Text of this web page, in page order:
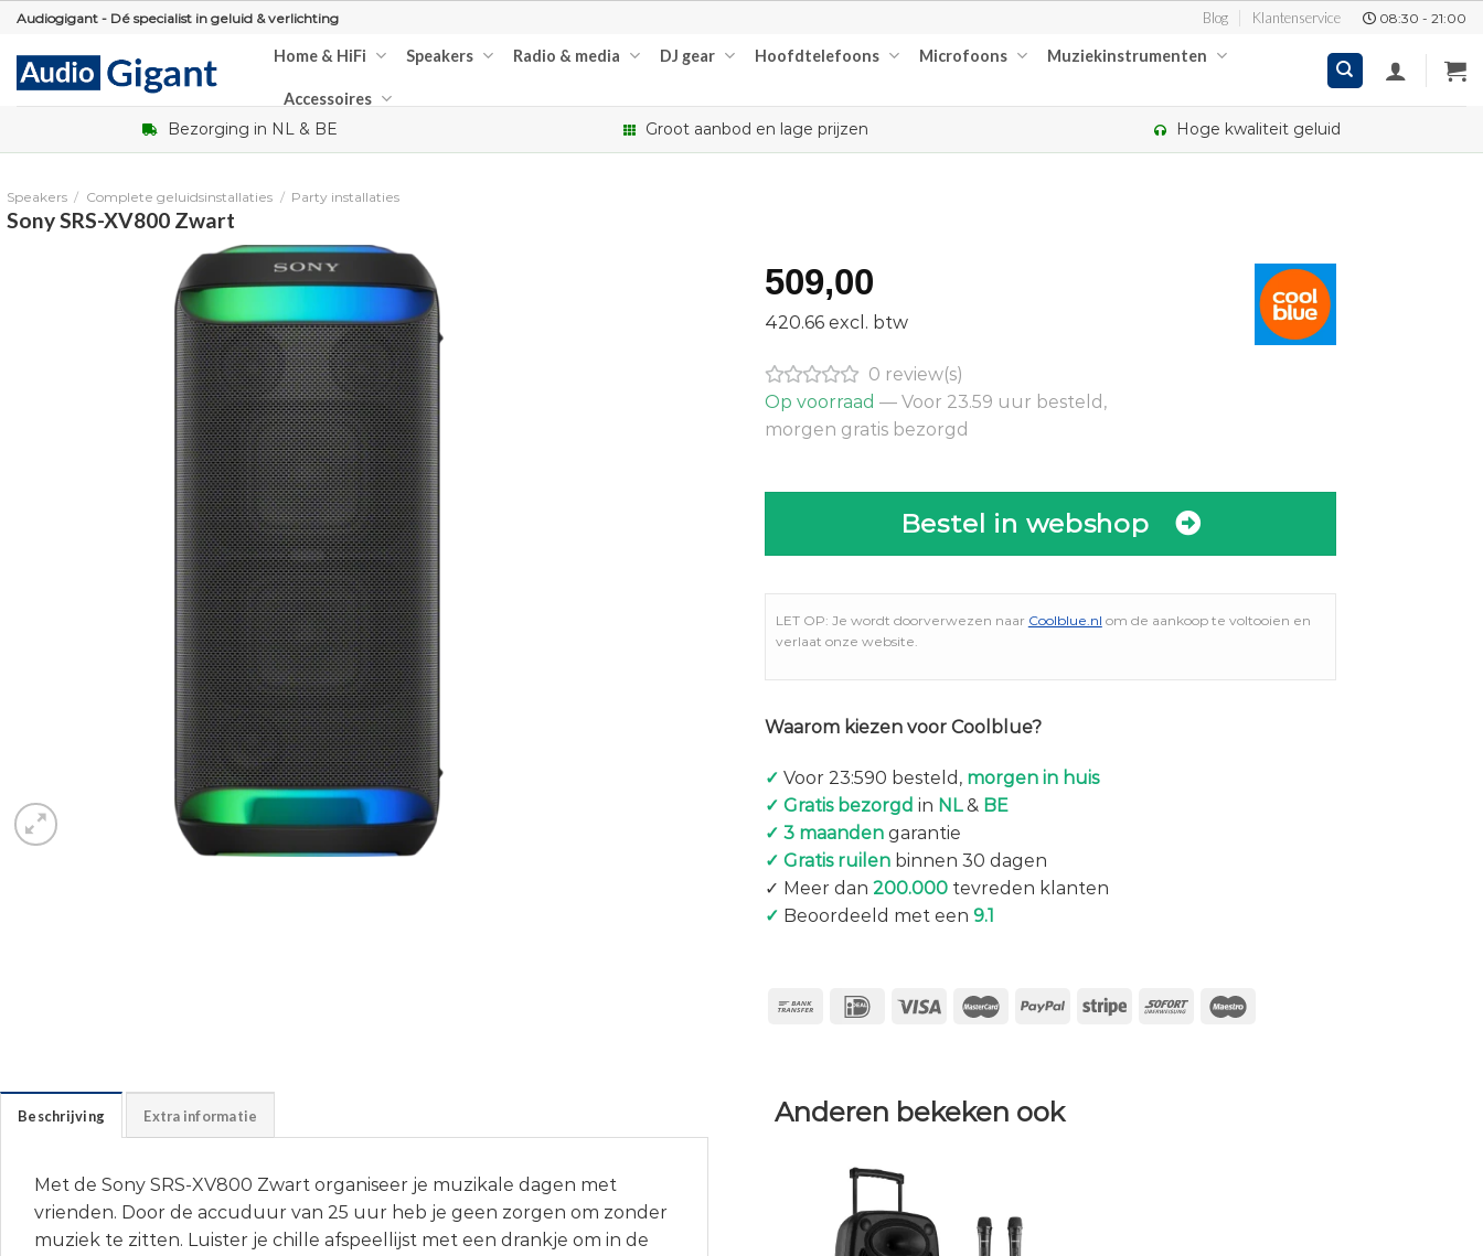
Skip
content
Audiogigant - Dé specialist in geluid & verlichting Blog Klantenservice 08:30 - 21:00
Home & HiFi Speakers Radio & media DJ gear Hoofdtelefoons Microfoons Muziekinstrumenten
Accessoires
Bezorging in NL & BE Groot aanbod en lage prijzen Hoge kwaliteit geluid
Speakers / Complete geluidsinstallaties / Party installaties
Sony SRS-XV800 Zwart
509,00
420.66 excl. btw
0 review(s)
Op voorraad — Voor 23.59 uur besteld,
morgen gratis bezorgd
Bestel in webshop
LET OP: Je wordt doorverwezen naar Coolblue.nl om de aankoop te voltooien en
verlaat onze website.
Waarom kiezen voor Coolblue?
✓ Voor 23:590 besteld, morgen in huis
✓ Gratis bezorgd in NL& BE
✓ 3 maanden garantie
✓ Gratis ruilenbinnen 30 dagen
✓ Meer dan 200.000tevreden klanten
✓ Beoordeeld met een 9.1
Beschrijving Extra informatie
Met de Sony SRS-XV800 Zwart organiseer je muzikale dagen met
vrienden. Door de accuduur van 25 uur heb je geen zorgen om zonder
muziek te zitten. Luister je chille afspeellijst met een drankje om in de
Anderen bekeken ook